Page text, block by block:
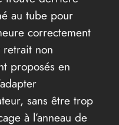
au tube pour
correctement
non
proposés en
sans être trop
à l’anneau de